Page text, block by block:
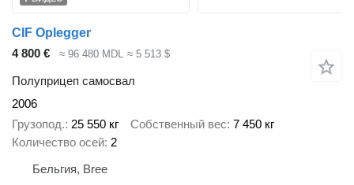
CIF Oplegger
4 800 €
≈ 96 480 MDL ≈ 5 513 $
Полуприцеп самосвал
2006
Грузопод. 25 550 кг Собственный вес 7 450 кг
Количество осей 2
Бельгия, Bree